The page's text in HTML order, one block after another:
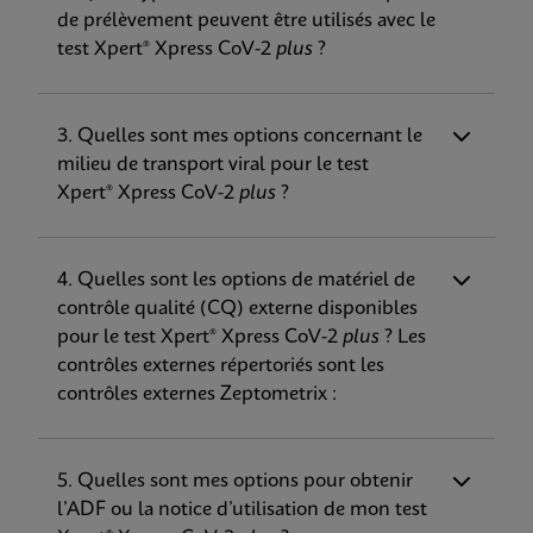
Notice d’utilisation
Xpert Xpress CoV-2 plus IFU US-IVD (English)
Notice d’utilisation
ENG
Notice d’utilisation
Xpert Xpress CoV-2 plus IFU US-IVD (English-
plus
ENG
Xpert Xpress CoV-2 plus Verification Guide EUA
(English)
ENG
2plusest-il différent du produit
Xpert® Xpress SARS-CoV-2 existant ?
améliorations par rapport au test
Xpert® Xpress SARS-CoV-2. Les principales
améliorations comprennent :
et N2), pour une détection plus performante
des mutations
• Amélioration du délai d'obtention du
résultat à environ 30 minutes
• Extension des options du milieu de
de prélèvement peuvent être utilisés avec le
test Xpert® Xpress CoV-2 plus ?
3. Quelles sont mes options concernant le
milieu de transport viral pour le test
Xpert® Xpress CoV-2 plus ?
4. Quelles sont les options de matériel de
contrôle qualité (CQ) externe disponibles
pour le test Xpert® Xpress CoV-2 plus ? Les
contrôles externes répertoriés sont les
contrôles externes Zeptometrix :
5. Quelles sont mes options pour obtenir
l’ADF ou la notice d’utilisation de mon test